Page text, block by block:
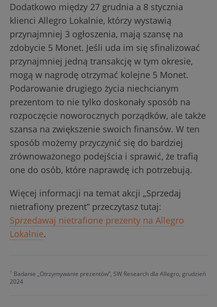
Dodatkowo między 27 grudnia a 8 stycznia
klienci Allegro Lokalnie, którzy wystawią
przynajmniej 3 ogłoszenia, mają szansę na
zdobycie 5 Monet. Jeśli uda im się sfinalizować
przynajmniej jedną transakcję w tym okresie,
mogą w nagrodę otrzymać kolejne 5 Monet.
Podarowanie drugiego życia niechcianym
prezentom to nie tylko doskonały sposób na
rozpoczęcie noworocznych porządków, ale także
szansa na zwiększenie swoich finansów. W ten
sposób możemy przyczynić się do bardziej
zrównoważonego podejścia i sprawić, że trafią
one do osób, które naprawdę ich potrzebują.
Więcej informacji na temat akcji „Sprzedaj
nietrafiony prezent” przeczytasz tutaj:
Sprzedawaj nietrafione prezenty na Allegro
Lokalnie.
1 Badanie „Otrzymywanie prezentów”, SW Research dla Allegro, grudzień
2024